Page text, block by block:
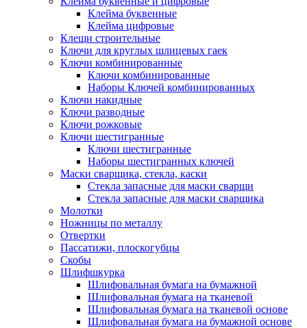
Клейма буквенные
Клейма цифровые
Клещи строительные
Ключи для круглых шлицевых гаек
Ключи комбинированные
Ключи комбинированные
Наборы Ключей комбинированных
Ключи накидные
Ключи разводные
Ключи рожковые
Ключи шестигранные
Ключи шестигранные
Наборы шестигранных ключей
Маски сварщика, стекла, каски
Стекла запасные для маски сварщи
Стекла запасные для маски сварщика
Молотки
Ножницы по металлу
Отвертки
Пассатижи, плоскогубцы
Скобы
Шлифшкурка
Шлифовальная бумага на бумажной
Шлифовальная бумага на тканевой
Шлифовальная бумага на тканевой основе
Шлифовальная бумага на бумажной основе